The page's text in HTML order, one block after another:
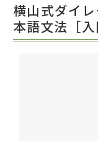
横山式ダイ
本語文法［入